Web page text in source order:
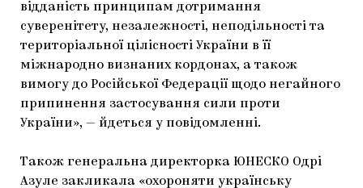
відданість принципам дотримання
суверенітету, незалежності, неподільності та
територіальної цілісності України в її
міжнародно визнаних кордонах, а також
вимогу до Російської Федерації щодо негайного
припинення застосування сили проти
України», — йдеться у повідомленні.
Також генеральна директорка ЮНЕСКО Одрі
Азуле закликала «охороняти українську